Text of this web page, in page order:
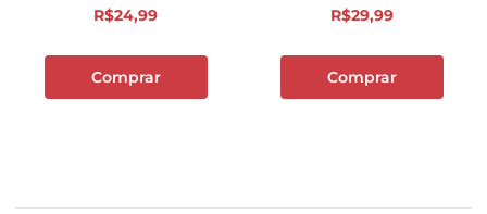
R$24,99
Comprar
R$29,99
Comprar